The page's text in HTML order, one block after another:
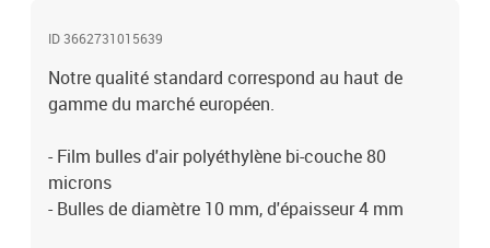
phréatiques, ne dégage pas de gaz toxiques lors de sa
ID 3662731015639
Notre qualité standard correspond au haut de
gamme du marché européen.
- Film bulles d'air polyéthylène bi-couche 80
microns
- Bulles de diamètre 10 mm, d'épaisseur 4 mm